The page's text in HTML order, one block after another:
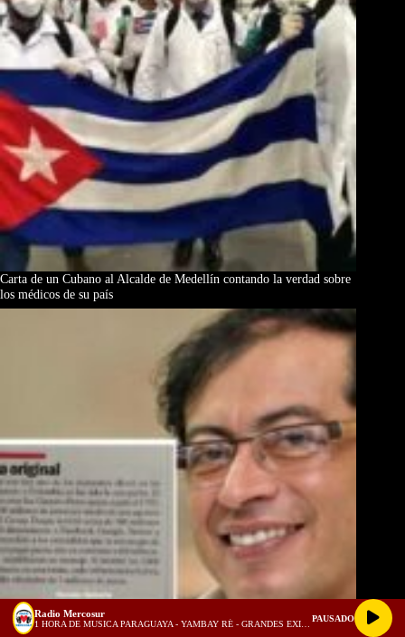
Carta de un Cubano al Alcalde de Medellín contando la verdad sobre
los médicos de su país
Radio Mercosur PAUSADO